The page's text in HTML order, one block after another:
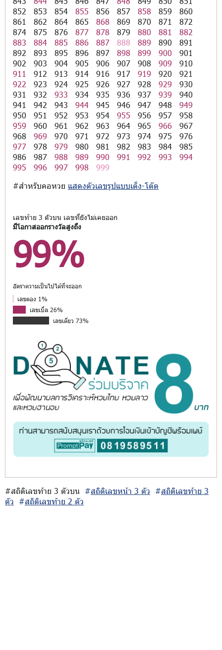
852
853 854 855 856 857 858 859
860
861
862 864 865 868 869 870 871
872
874
875 876 877 878 879 880 881
882
883
884 885 886 887 888 889 890
891
892
893 895 896 897 898 899 900
901
902
903 904 905 906 907 908 909
910
911
912 913 914 916 917 919 920
921
922
923 924 925 926 927 928 929
930
931
932 933 934 935 936 937 939
940
941
942 943 944 945 946 947 948
949
950
951 952 953 954 955 956 957
958
959
960 961 962 963 964 965 966
967
968
969 970 971 972 973 974 975
976
977
978 979 980 981 982 983 984
985
986
987 988 989 990 991 992 993
994
995
996 997 998
999
#สำหรับคอหวย แสดงตัวเลขรูปแบบเต็ง-โต๊ด
เลขท้าย 3 ตัวบน เลขที่ยังไม่เคยออก
มีโอกาสออกรางวัลสูงถึง
99%
อัตราความเป็นไปได้ที่จะออก
เลขตอง 1%
เลขเบิ้ล 26%
เลขเดี่ยว 73%
#สถิติเลขท้าย 3 ตัวบน #สถิติเลขหน้า 3 ตัว #สถิติเลขท้าย 3
ตัว #สถิติเลขท้าย 2 ตัว